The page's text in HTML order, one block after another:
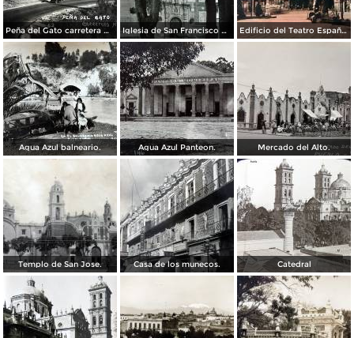
Peña del Gato carretera Mexico-Puebla Iglesia de San Francisco por el Fotógrafo Hugo Brehme. Edificio del Teatro Español.
Agua Azul balneario. Agua Azul Panteon. Mercado del Alto.
Templo de San Jose. Casa de los munecos. Catedral